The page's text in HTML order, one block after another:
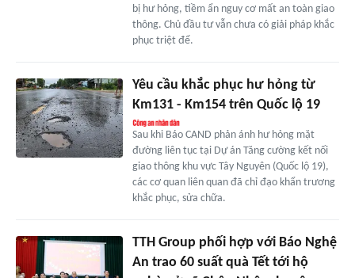
bị hư hỏng, tiềm ẩn nguy cơ mất an toàn giao
thông. Chủ đầu tư vẫn chưa có giải pháp khắc
phục triệt để.
Yêu cầu khắc phục hư hỏng từ
Km131 - Km154 trên Quốc lộ 19
Sau khi Báo CAND phản ánh hư hỏng mặt
đường liên tục tại Dự án Tăng cường kết nối
giao thông khu vực Tây Nguyên (Quốc lộ 19),
các cơ quan liên quan đã chỉ đạo khẩn trương
khắc phục, sửa chữa.
TTH Group phối hợp với Báo Nghệ
An trao 60 suất quà Tết tới hộ